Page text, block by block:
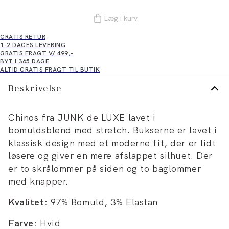
Læg i kurv
GRATIS RETUR
1-2 DAGES LEVERING
GRATIS FRAGT V/ 499,-
BYT I 365 DAGE
ALTID GRATIS FRAGT TIL BUTIK
Beskrivelse
Chinos fra JUNK de LUXE lavet i
bomuldsblend med stretch. Bukserne er lavet i
klassisk design med et moderne fit, der er lidt
løsere og giver en mere afslappet silhuet. Der
er to skrålommer på siden og to baglommer
med knapper.
Kvalitet: 97% Bomuld, 3% Elastan
Farve: Hvid